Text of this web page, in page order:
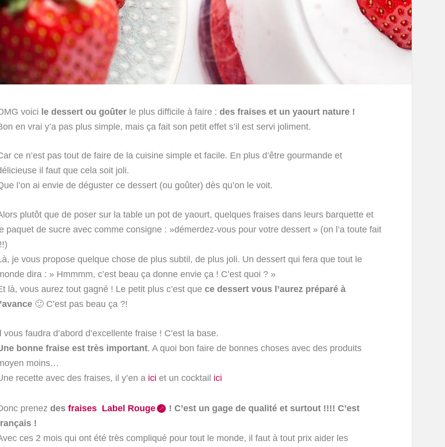
voici le dessert ou goûterle plus difficile à faire : des fraises et un yaourt nature !
en vrai y’a pas plus simple, mais ça fait son petit effet s’il est servi joliment.
ce n’est pas tout de faire de la cuisine simple et facile. En plus d’être gourmande et
il faut que cela soit joli.
l’on ai envie de déguster ce dessert (ou goûter) dès qu’on le voit.
plutôt que de poser sur la table un pot de yaourt, quelques fraises dans leurs barquette et
paquet de sucre avec comme consigne : »démerdez-vous pour votre dessert » (on l’a toute fait
je vous propose quelque chose de plus subtil, de plus joli. Un dessert qui fera que tout le
dira : » Hmmmm, c’est beau ça donne envie ça ! C’est quoi ? »
là, vous aurez tout gagné ! Le petit plus c’est que ce dessert vous l’aurez préparé à
🙂 C’est pas beau ça ?!
vous faudra d’abord d’excellente fraise ! C’est la base.
bonne fraise est très important. A quoi bon faire de bonnes choses avec des produits
moins…
recette avec des fraises, il y’en a ici et un cocktail ici
prenez des fraises Label Rouge
! C’est un gage de qualité et surtout !!!! C’est
!
ces 2 mois qui ont été très compliqué pour tout le monde, il faut à tout prix aider les